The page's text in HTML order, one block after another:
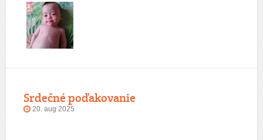
Srdečné poďakovanie
20. aug 2025